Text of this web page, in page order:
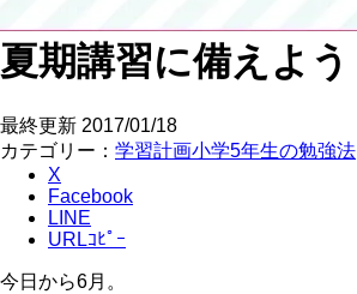
夏期講習に備えよう
最終更新 2017/01/18
カテゴリー： 学習計画小学5年生の勉強法
X
Facebook
LINE
URLｺﾋﾟｰ
今日から6月。